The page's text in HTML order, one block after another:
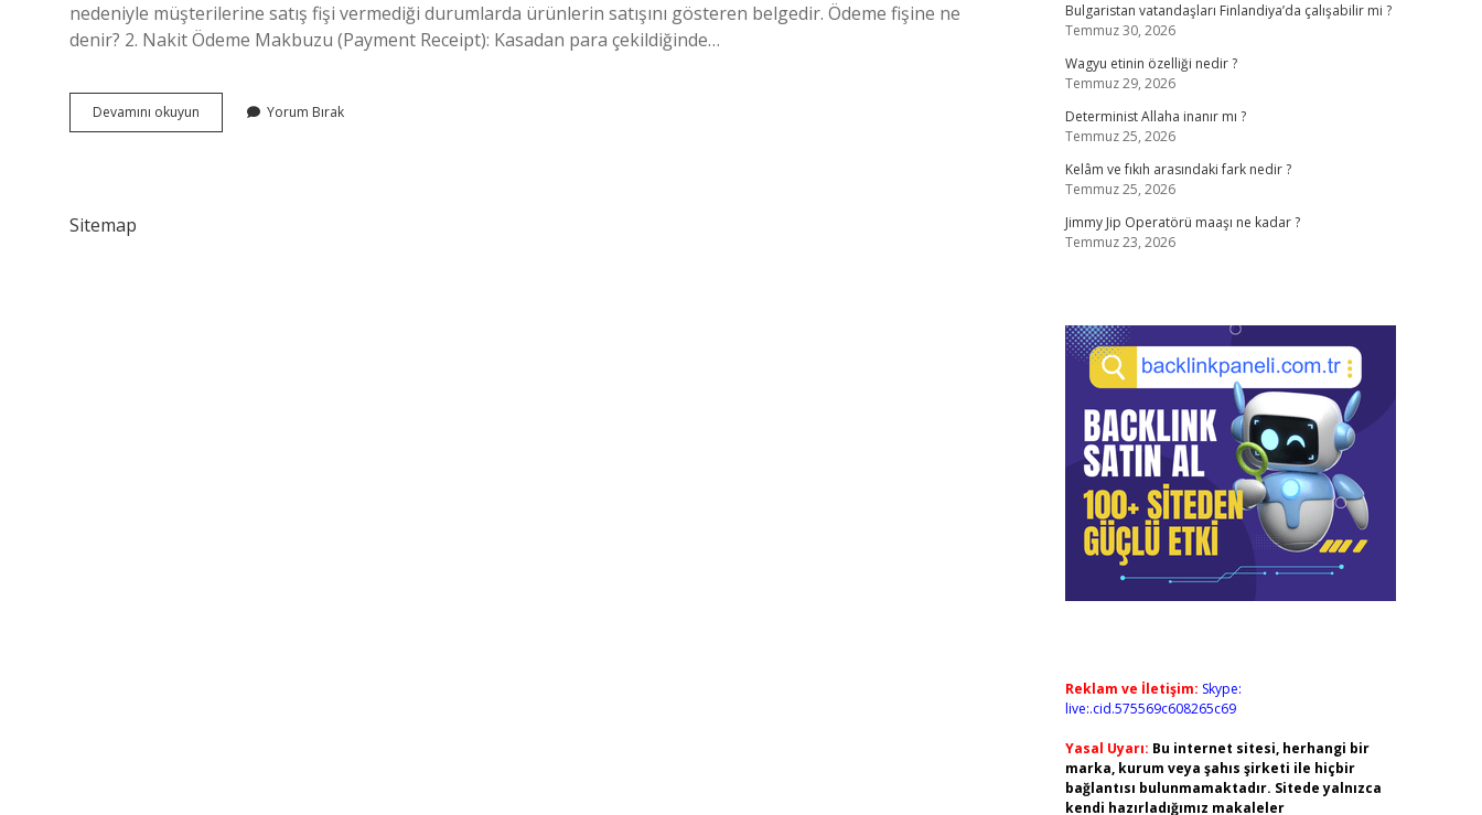
nedeniyle müşterilerine satış fişi vermediği durumlarda ürünlerin satışını gösteren belgedir. Ödeme fişine ne
denir? 2. Nakit Ödeme Makbuzu (Payment Receipt): Kasadan para çekildiğinde…
Devamını okuyun
Fişine
Yorum Bırak
Sitemap
Bulgaristan vatandaşları Finlandiya’da çalışabilir mi ?
Temmuz 30, 2026
Wagyu etinin özelliği nedir ?
Temmuz 29, 2026
Determinist Allaha inanır mı ?
Temmuz 25, 2026
Kelâm ve fıkıh arasındaki fark nedir ?
Temmuz 25, 2026
Jimmy Jip Operatörü maaşı ne kadar ?
Temmuz 23, 2026
Reklam ve İletişim: Skype:
live:.cid.575569c608265c69
Yasal Uyarı: Bu internet sitesi, herhangi bir
marka, kurum veya şahıs şirketi ile hiçbir
bağlantısı bulunmamaktadır. Sitede yalnızca
kendi hazırladığımız makaleler